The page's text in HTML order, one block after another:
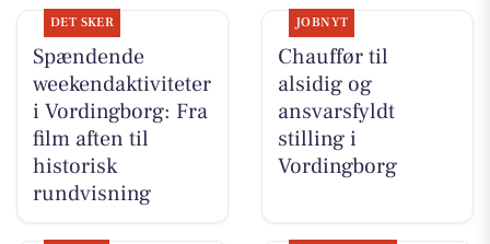
DET SKER
Spændende
weekendaktiviteter
i Vordingborg: Fra
film aften til
historisk
rundvisning
JOBNYT
Chauffør til
alsidig og
ansvarsfyldt
stilling i
Vordingborg